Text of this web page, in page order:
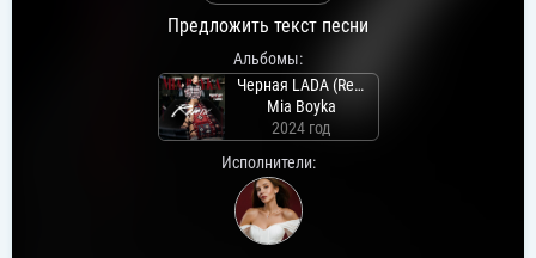
Предложить текст песни
Альбомы:
Черная LADA (Remix)
Mia Boyka
2024 год
Исполнители: